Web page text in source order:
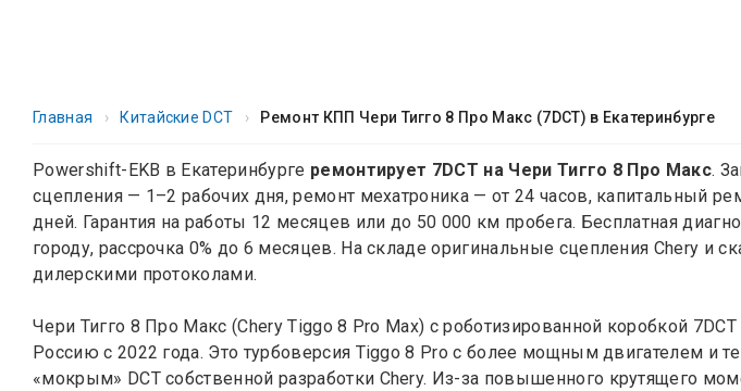
Главная › Китайские DCT › Ремонт КПП Чери Тигго 8 Про Макс (7DCT) в Екатеринбурге
Powershift-EKB в Екатеринбурге ремонтирует 7DCT на Чери Тигго 8 Про Макс.
сцепления — 1–2 рабочих дня, ремонт мехатроника — от 24 часов, капитальный
дней. Гарантия на работы 12 месяцев или до 50 000 км пробега. Бесплатная
городу, рассрочка 0% до 6 месяцев. На складе оригинальные сцепления Chery и
дилерскими протоколами.
Чери Тигго 8 Про Макс (Chery Tiggo 8 Pro Max) с роботизированной коробкой 7DCT
Россию с 2022 года. Это турбоверсия Tiggo 8 Pro с более мощным двигателем и
«мокрым» DCT собственной разработки Chery. Из-за повышенного крутящего